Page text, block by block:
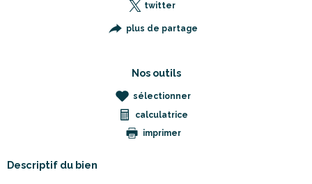
twitter
plus de partage
Nos outils
sélectionner
calculatrice
imprimer
Descriptif du bien